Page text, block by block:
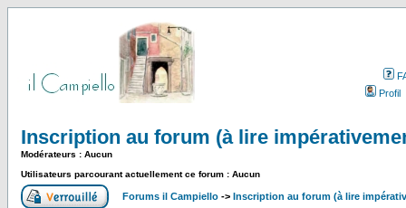
Profil
Inscription au forum (à lire
Modérateurs : Aucun
Utilisateurs parcourant actuellement ce forum : Aucun
Forums il Campiello -> Inscription au forum (à lire